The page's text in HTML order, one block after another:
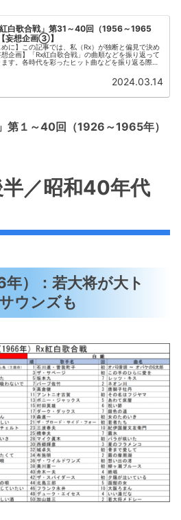
紅白歌合戦」第31～40回（1956～1965
妄想企画③】
めに】この記事では、私（Rx）が独断と偏見で決め
企画】「Rx紅白歌合戦」の曲順などを振り返って
ます。各時代を彩ったヒット曲などを振り返る際の
2024.03.14
第１～40回（1926～1965年）
／昭和40年代
）：若大将が大ト
ウンズも